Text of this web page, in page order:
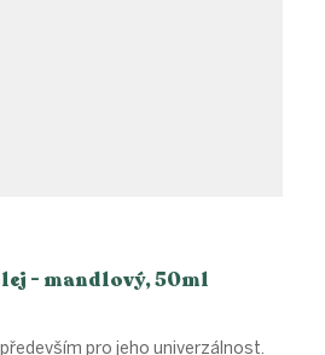
- mandlový, 50ml
pro jeho univerzálnost.